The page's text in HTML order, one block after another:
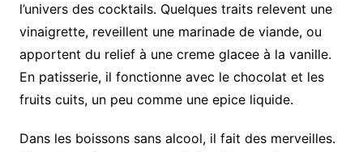
l’univers des cocktails. Quelques traits relevent une
vinaigrette, reveillent une marinade de viande, ou
apportent du relief à une creme glacee à la vanille.
En patisserie, il fonctionne avec le chocolat et les
fruits cuits, un peu comme une epice liquide.
Dans les boissons sans alcool, il fait des merveilles.